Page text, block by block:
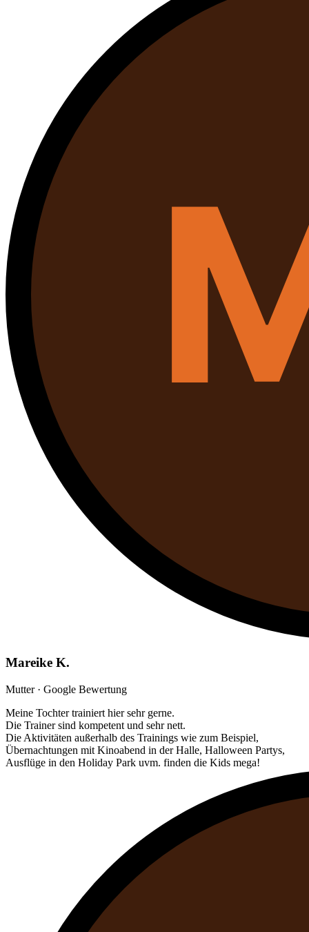
Mareike K.
Mutter · Google Bewertung
Meine Tochter trainiert hier sehr gerne.
Die Trainer sind kompetent und sehr nett.
Die Aktivitäten außerhalb des Trainings wie zum Beispiel,
Übernachtungen mit Kinoabend in der Halle, Halloween Partys,
Ausflüge in den Holiday Park uvm. finden die Kids mega!